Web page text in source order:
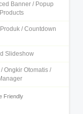
Banner / Popup
/ Countdown
Slideshow
Ongkir Otomatis /
Friendly